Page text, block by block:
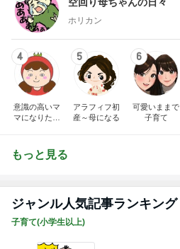
ホリカン
4
意識の高いマ
マになりたか
5
アラフィフ初
産～母になる
6
可愛いままで
子育て
もっと見る
ジャンル人気記事ランキング
子育て(小学生以上)